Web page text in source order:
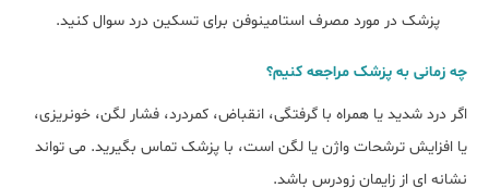
پزشک در مورد مصرف استامینوفن برای تسکین درد سوال کنید.
چه زمانی به پزشک مراجعه کنیم؟
اگر درد شدید یا همراه با گرفتگی، انقباض، کمردرد، فشار لگن، خونریزی،
یا افزایش ترشحات واژن یا لگن است، با پزشک تماس بگیرید. می تواند
نشانه ای از زایمان زودرس باشد.